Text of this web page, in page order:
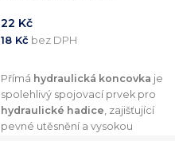
22 Kč
18 Kč bez DPH
Přímá hydraulická koncovka je
spolehlivý spojovací prvek pro
hydraulické hadice , zajišťující
pevné utěsnění a vysokou